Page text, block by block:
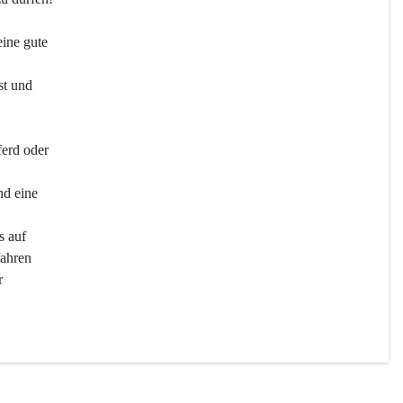
gute
und
oder
eine
auf